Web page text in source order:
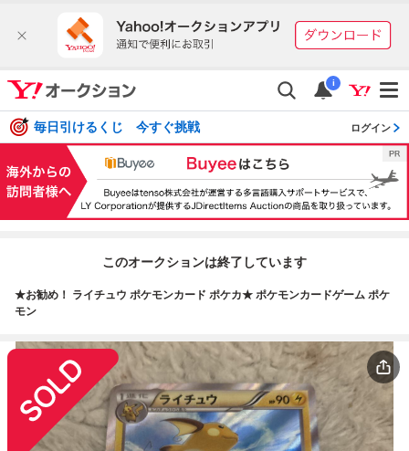
i
毎日引けるくじ 今すぐ挑戦 ログイン
このオークションは終了しています
★お勧め！ ライチュウ ポケモンカード ポケカ★ ポケモンカードゲーム ポケ
モン